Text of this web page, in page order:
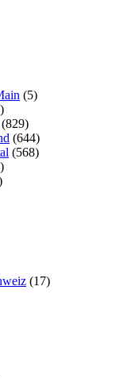
(5)
(829)
(644)
(568)
(17)